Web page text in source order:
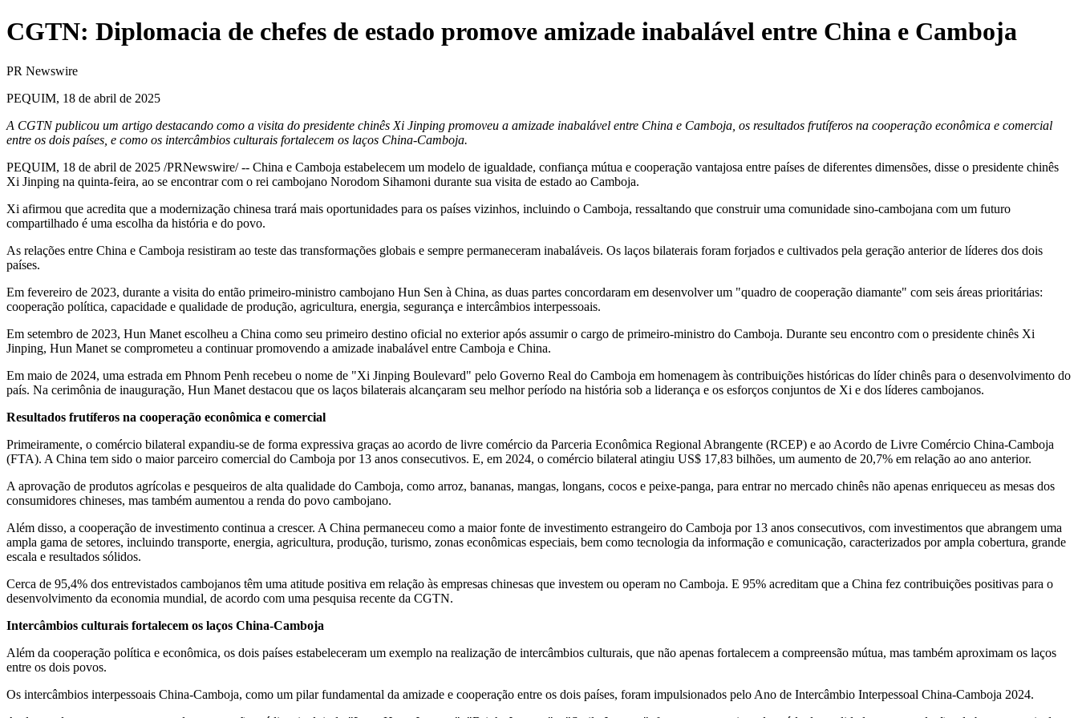
CGTN: Diplomacia de chefes de estado promove amizade inabalável entre China e Camboja
PR Newswire
PEQUIM, 18 de abril de 2025
A CGTN publicou um artigo destacando como a visita do presidente chinês Xi Jinping promoveu a amizade inabalável entre China e Camboja, os resultados frutíferos na cooperação econômica e comercial
entre os dois países, e como os intercâmbios culturais fortalecem os laços China-Camboja.
PEQUIM, 18 de abril de 2025 /PRNewswire/ -- China e Camboja estabelecem um modelo de igualdade, confiança mútua e cooperação vantajosa entre países de diferentes dimensões, disse o presidente chinês
Xi Jinping na quinta-feira, ao se encontrar com o rei cambojano Norodom Sihamoni durante sua visita de estado ao Camboja.
Xi afirmou que acredita que a modernização chinesa trará mais oportunidades para os países vizinhos, incluindo o Camboja, ressaltando que construir uma comunidade sino-cambojana com um futuro
compartilhado é uma escolha da história e do povo.
As relações entre China e Camboja resistiram ao teste das transformações globais e sempre permaneceram inabaláveis. Os laços bilaterais foram forjados e cultivados pela geração anterior de líderes dos dois
países.
Em fevereiro de 2023, durante a visita do então primeiro-ministro cambojano Hun Sen à China, as duas partes concordaram em desenvolver um "quadro de cooperação diamante" com seis áreas prioritárias:
cooperação política, capacidade e qualidade de produção, agricultura, energia, segurança e intercâmbios interpessoais.
Em setembro de 2023, Hun Manet escolheu a China como seu primeiro destino oficial no exterior após assumir o cargo de primeiro-ministro do Camboja. Durante seu encontro com o presidente chinês Xi
Jinping, Hun Manet se comprometeu a continuar promovendo a amizade inabalável entre Camboja e China.
Em maio de 2024, uma estrada em Phnom Penh recebeu o nome de "Xi Jinping Boulevard" pelo Governo Real do Camboja em homenagem às contribuições históricas do líder chinês para o desenvolvimento do
país. Na cerimônia de inauguração, Hun Manet destacou que os laços bilaterais alcançaram seu melhor período na história sob a liderança e os esforços conjuntos de Xi e dos líderes cambojanos.
Resultados frutíferos na cooperação econômica e comercial
Primeiramente, o comércio bilateral expandiu-se de forma expressiva graças ao acordo de livre comércio da Parceria Econômica Regional Abrangente (RCEP) e ao Acordo de Livre Comércio China-Camboja
(FTA). A China tem sido o maior parceiro comercial do Camboja por 13 anos consecutivos. E, em 2024, o comércio bilateral atingiu US$ 17,83 bilhões, um aumento de 20,7% em relação ao ano anterior.
A aprovação de produtos agrícolas e pesqueiros de alta qualidade do Camboja, como arroz, bananas, mangas, longans, cocos e peixe-panga, para entrar no mercado chinês não apenas enriqueceu as mesas dos
consumidores chineses, mas também aumentou a renda do povo cambojano.
Além disso, a cooperação de investimento continua a crescer. A China permaneceu como a maior fonte de investimento estrangeiro do Camboja por 13 anos consecutivos, com investimentos que abrangem uma
ampla gama de setores, incluindo transporte, energia, agricultura, produção, turismo, zonas econômicas especiais, bem como tecnologia da informação e comunicação, caracterizados por ampla cobertura, grande
escala e resultados sólidos.
Cerca de 95,4% dos entrevistados cambojanos têm uma atitude positiva em relação às empresas chinesas que investem ou operam no Camboja. E 95% acreditam que a China fez contribuições positivas para o
desenvolvimento da economia mundial, de acordo com uma pesquisa recente da CGTN.
Intercâmbios culturais fortalecem os laços China-Camboja
Além da cooperação política e econômica, os dois países estabeleceram um exemplo na realização de intercâmbios culturais, que não apenas fortalecem a compreensão mútua, mas também aproximam os laços
entre os dois povos.
Os intercâmbios interpessoais China-Camboja, como um pilar fundamental da amizade e cooperação entre os dois países, foram impulsionados pelo Ano de Intercâmbio Interpessoal China-Camboja 2024.